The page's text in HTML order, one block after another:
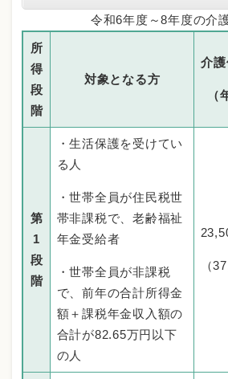
令和6年度～8年度の介
所
得
段
階
対象となる方
介
（
第
1
段
階
・生活保護を受けてい
る人
・世帯全員が住民税世
帯非課税で、老齢福祉
年金受給者
・世帯全員が非課税
で、前年の合計所得金
額＋課税年金収入額の
合計が82.65万円以下
の人
（